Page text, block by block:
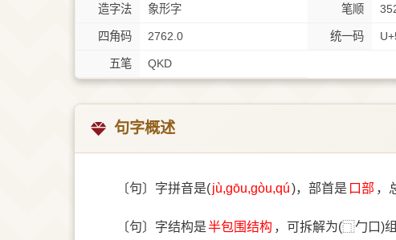
造字法 象形字 笔顺
四角码 2762.0 统一码
五笔 QKD
句字概述
〔句〕字拼音是(jù,gōu,gòu,qú)，部首是 ⼝部 ，
〔句〕字结构是半包围结构 ，可拆解为(⿹勹口)